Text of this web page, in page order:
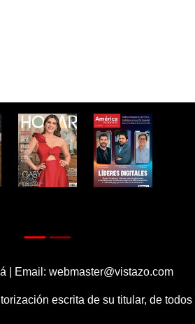
| Email: webmaster@vistazo.com
escrita de su titular, de